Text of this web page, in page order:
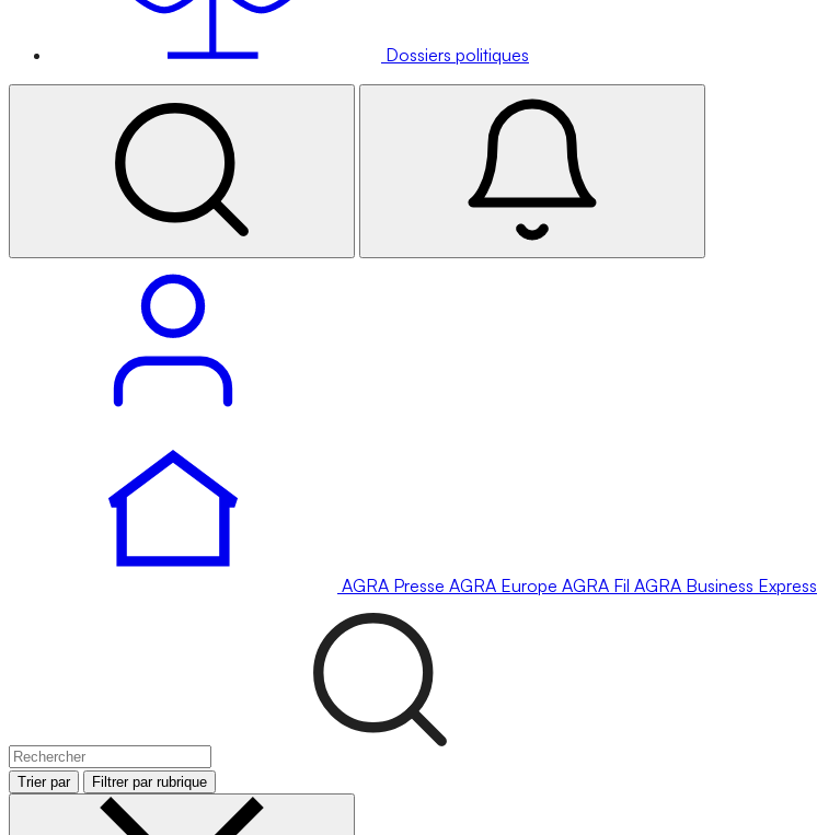
Dossiers politiques
AGRA Presse AGRA Europe AGRA Fil AGRA Business Express
Trier par Filtrer par rubrique